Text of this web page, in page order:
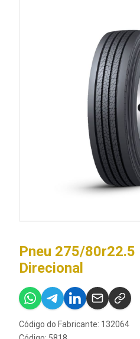
Pneu 275/80r22.5
Direcional
Código do Fabricante: 132064